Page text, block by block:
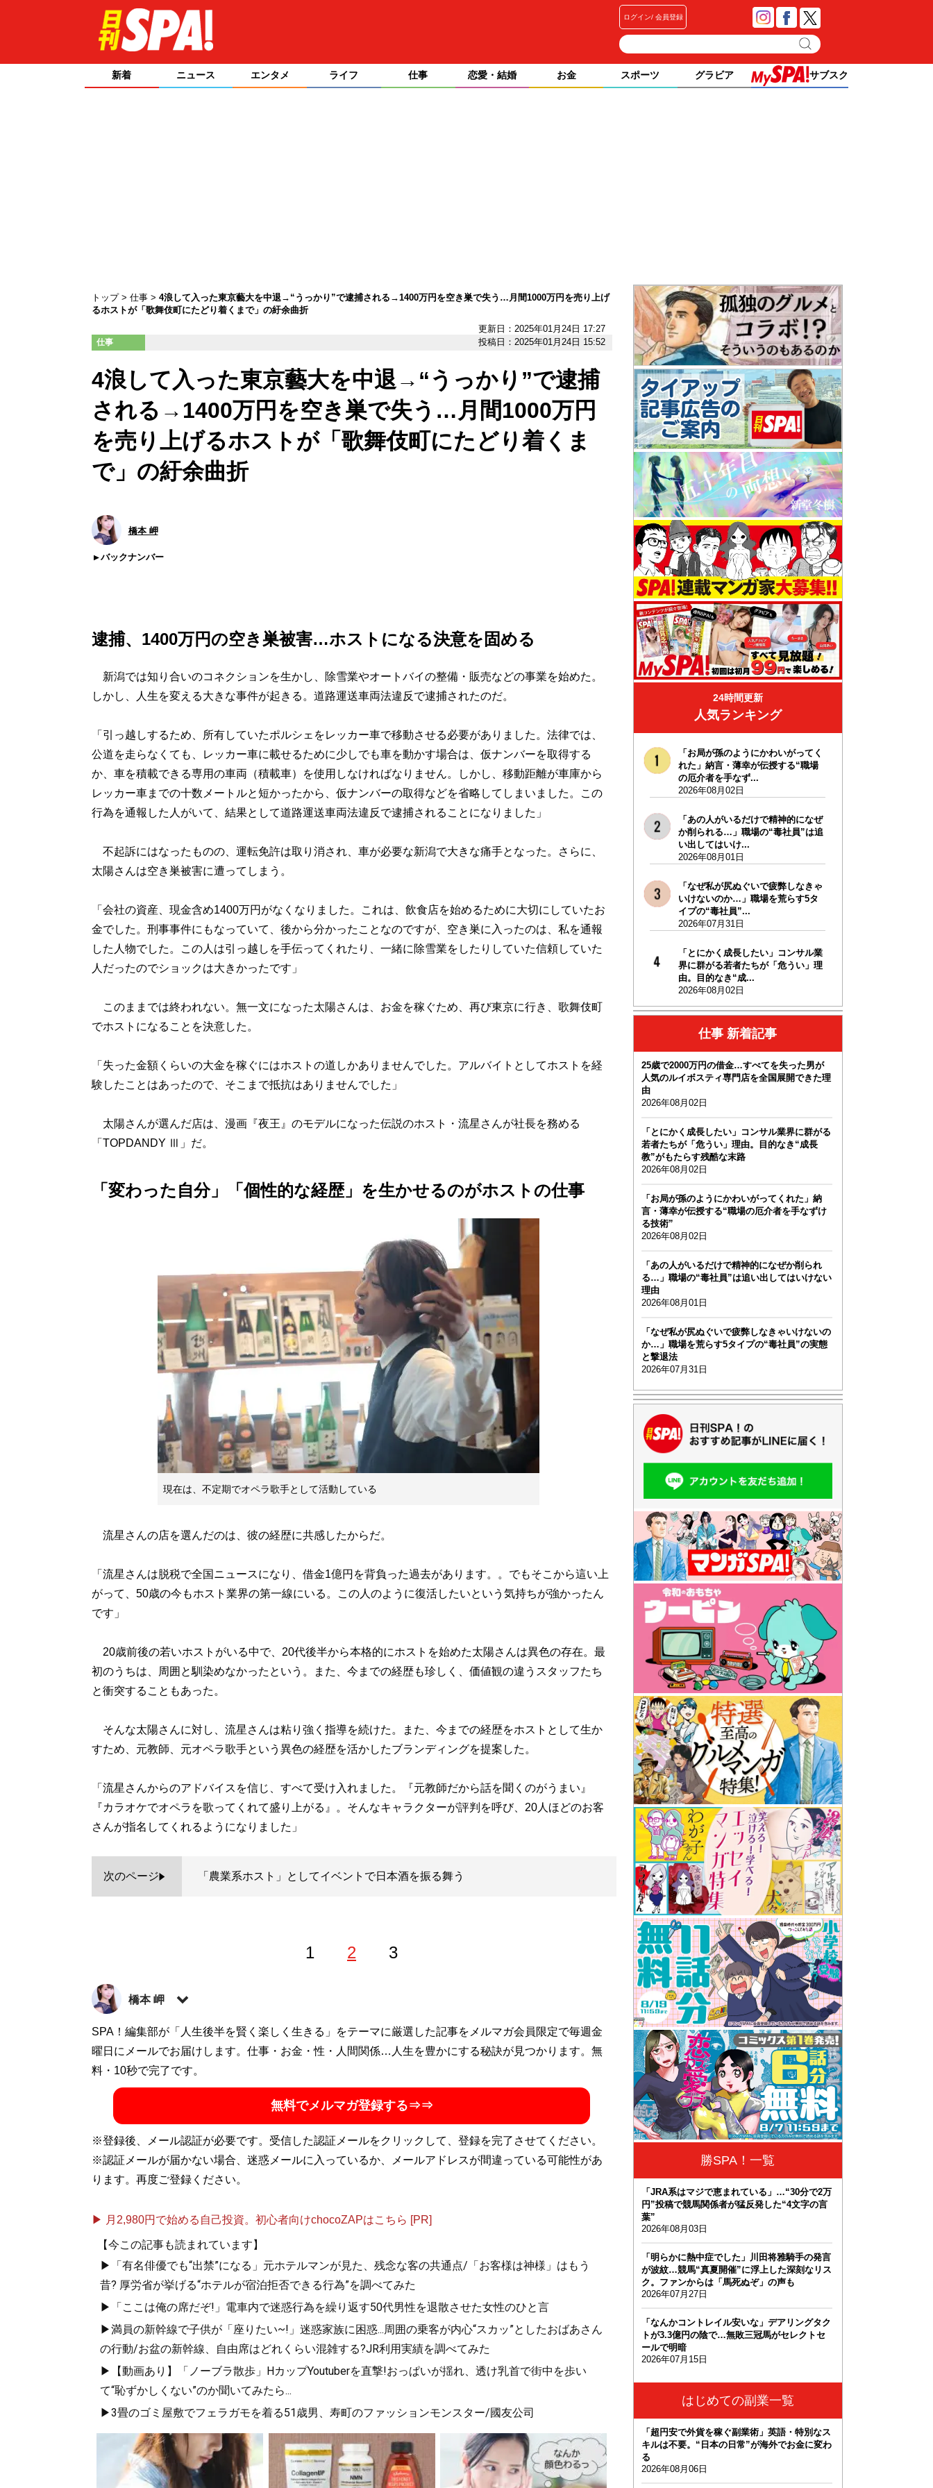
ログイン 会員登録
新着 ニュース エンタメ ライフ 仕事 恋愛・結婚 お金 スポーツ グラビア サブスク
トップ 仕事
4浪して入った東京藝大を中退→“うっかり”で逮捕される→1400万円を空き巣で失う…月間1000万円を売り上げ
るホストが「歌舞伎町にたどり着くまで」の紆余曲折
更新日：2025年01月24日 17:27
仕事 投稿日：2025年01月24日 15:52
4浪して入った東京藝大を中退→“うっかり”で逮捕
される→1400万円を空き巣で失う…月間1000万円
を売り上げるホストが「歌舞伎町にたどり着くま
で」の紆余曲折
橋本 岬
バックナンバー
逮捕、1400万円の空き巣被害…ホストになる決意を固める
新潟では知り合いのコネクションを生かし、除雪業やオートバイの整備・販売などの事業を始めた。
しかし、人生を変える大きな事件が起きる。道路運送車両法違反で逮捕されたのだ。
「引っ越しするため、所有していたポルシェをレッカー車で移動させる必要がありました。法律では、
公道を走らなくても、レッカー車に載せるために少しでも車を動かす場合は、仮ナンバーを取得する
か、車を積載できる専用の車両（積載車）を使用しなければなりません。しかし、移動距離が車庫から
レッカー車までの十数メートルと短かったから、仮ナンバーの取得などを省略してしまいました。この
行為を通報した人がいて、結果として道路運送車両法違反で逮捕されることになりました」
不起訴にはなったものの、運転免許は取り消され、車が必要な新潟で大きな痛手となった。さらに、
太陽さんは空き巣被害に遭ってしまう。
「会社の資産、現金含め1400万円がなくなりました。これは、飲食店を始めるために大切にしていたお
金でした。刑事事件にもなっていて、後から分かったことなのですが、空き巣に入ったのは、私を通報
した人物でした。この人は引っ越しを手伝ってくれたり、一緒に除雪業をしたりしていた信頼していた
人だったのでショックは大きかったです」
このままでは終われない。無一文になった太陽さんは、お金を稼ぐため、再び東京に行き、歌舞伎町
でホストになることを決意した。
「失った金額くらいの大金を稼ぐにはホストの道しかありませんでした。アルバイトとしてホストを経
験したことはあったので、そこまで抵抗はありませんでした」
太陽さんが選んだ店は、漫画『夜王』のモデルになった伝説のホスト・流星さんが社長を務める
「TOPDANDY Ⅲ」だ。
「変わった自分」「個性的な経歴」を生かせるのがホストの仕事
現在は、不定期でオペラ歌手として活動している
流星さんの店を選んだのは、彼の経歴に共感したからだ。
「流星さんは脱税で全国ニュースになり、借金1億円を背負った過去があります。。でもそこから這い上
がって、50歳の今もホスト業界の第一線にいる。この人のように復活したいという気持ちが強かったん
です」
20歳前後の若いホストがいる中で、20代後半から本格的にホストを始めた太陽さんは異色の存在。最
初のうちは、周囲と馴染めなかったという。また、今までの経歴も珍しく、価値観の違うスタッフたち
と衝突することもあった。
そんな太陽さんに対し、流星さんは粘り強く指導を続けた。また、今までの経歴をホストとして生か
すため、元教師、元オペラ歌手という異色の経歴を活かしたブランディングを提案した。
「流星さんからのアドバイスを信じ、すべて受け入れました。『元教師だから話を聞くのがうまい』
『カラオケでオペラを歌ってくれて盛り上がる』。そんなキャラクターが評判を呼び、20人ほどのお客
さんが指名してくれるようになりました」
次のページ 「農業系ホスト」としてイベントで日本酒を振る舞う
1 2 3
橋本 岬
IT企業の広報兼フリーライター。元レースクイーン。よく書くテーマはキャリアや女性の働き方など。好
きなお酒はレモンサワーです
記事一覧へ
SPA！編集部が「人生後半を賢く楽しく生きる」をテーマに厳選した記事をメルマガ会員限定で毎週金
曜日にメールでお届けします。仕事・お金・性・人間関係…人生を豊かにする秘訣が見つかります。無
料・10秒で完了です。
無料でメルマガ登録する⇒⇒
※登録後、メール認証が必要です。受信した認証メールをクリックして、登録を完了させてください。
※認証メールが届かない場合、迷惑メールに入っているか、メールアドレスが間違っている可能性があ
ります。再度ご登録ください。
▶ 月2,980円で始める自己投資。初心者向けchocoZAPはこちら [PR]
【今この記事も読まれています】
▶「有名俳優でも“出禁”になる」元ホテルマンが見た、残念な客の共通点/「お客様は神様」はもう
昔? 厚労省が挙げる“ホテルが宿泊拒否できる行為”を調べてみた
▶「ここは俺の席だぞ!」電車内で迷惑行為を繰り返す50代男性を退散させた女性のひと言
▶満員の新幹線で子供が「座りたい~!」迷惑家族に困惑...周囲の乗客が内心“スカッ”としたおばあさん
の行動/お盆の新幹線、自由席はどれくらい混雑する?JR利用実績を調べてみた
▶【動画あり】「ノーブラ散歩」HカップYoutuberを直撃!おっぱいが揺れ、透け乳首で街中を歩い
て“恥ずかしくない”のか聞いてみたら...
▶3畳のゴミ屋敷でフェラガモを着る51歳男、寿町のファッションモンスター/國友公司
24時間更新
人気ランキング
「お局が孫のようにかわいがってく
れた」納言・薄幸が伝授する“職場
の厄介者を手なず...
2026年08月02日
「あの人がいるだけで精神的になぜ
か削られる…」職場の“毒社員”は追
い出してはいけ...
2026年08月01日
「なぜ私が尻ぬぐいで疲弊しなきゃ
いけないのか…」職場を荒らす5タ
イプの“毒社員”...
2026年07月31日
「とにかく成長したい」コンサル業
界に群がる若者たちが「危うい」理
由。目的なき“成...
2026年08月02日
仕事 新着記事
25歳で2000万円の借金…すべてを失った男が
人気のルイボスティ専門店を全国展開できた理
由
2026年08月02日
「とにかく成長したい」コンサル業界に群がる
若者たちが「危うい」理由。目的なき“成長
教”がもたらす残酷な末路
2026年08月02日
「お局が孫のようにかわいがってくれた」納
言・薄幸が伝授する“職場の厄介者を手なずけ
る技術”
2026年08月02日
「あの人がいるだけで精神的になぜか削られ
る…」職場の“毒社員”は追い出してはいけない
理由
2026年08月01日
「なぜ私が尻ぬぐいで疲弊しなきゃいけないの
か…」職場を荒らす5タイプの“毒社員”の実態
と撃退法
2026年07月31日
勝SPA！一覧
「JRA系はマジで恵まれている」…“30分で2万
円”投稿で競馬関係者が猛反発した“4文字の言
葉”
2026年08月03日
「明らかに熱中症でした」川田将雅騎手の発言
が波紋…競馬“真夏開催”に浮上した深刻なリス
ク。ファンからは「馬死ぬぞ」の声も
2026年07月27日
「なんかコントレイル安いな」デアリングタク
トが3.3億円の陰で…無敗三冠馬がセレクトセ
ールで明暗
2026年07月15日
はじめての副業一覧
「超円安で外貨を稼ぐ副業術」英語・特別なス
キルは不要。“日本の日常”が海外でお金に変わ
る
2026年08月06日